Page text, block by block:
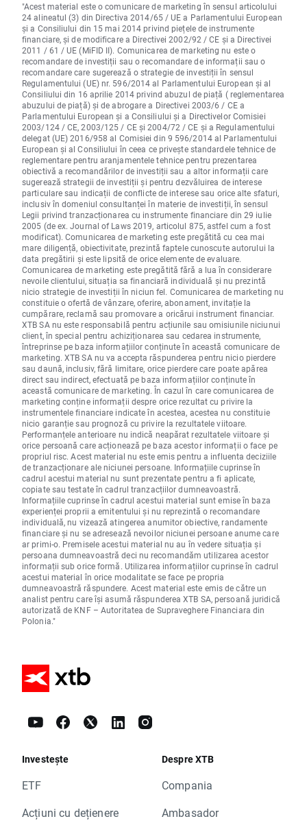
"Acest material este o comunicare de marketing în sensul articolului
24 alineatul (3) din Directiva 2014/65 / UE a Parlamentului European
și a Consiliului din 15 mai 2014 privind piețele de instrumente
financiare, și de modificare a Directivei 2002/92 / CE și a Directivei
2011 / 61 / UE (MiFID II). Comunicarea de marketing nu este o
recomandare de investiții sau o recomandare de informații sau o
recomandare care sugerează o strategie de investiții în sensul
Regulamentului (UE) nr. 596/2014 al Parlamentului European și al
Consiliului din 16 aprilie 2014 privind abuzul de piață ( reglementarea
abuzului de piață) și de abrogare a Directivei 2003/6 / CE a
Parlamentului European și a Consiliului și a Directivelor Comisiei
2003/124 / CE, 2003/125 / CE și 2004/72 / CE și a Regulamentului
delegat (UE) 2016/958 al Comisiei din 9 596/2014 al Parlamentului
European și al Consiliului în ceea ce privește standardele tehnice de
reglementare pentru aranjamentele tehnice pentru prezentarea
obiectivă a recomandărilor de investiții sau a altor informații care
sugerează strategii de investiții și pentru dezvăluirea de interese
particulare sau indicații de conflicte de interese sau orice alte sfaturi,
inclusiv în domeniul consultanței în materie de investiții, în sensul
Legii privind tranzacționarea cu instrumente financiare din 29 iulie
2005 (de ex. Journal of Laws 2019, articolul 875, astfel cum a fost
modificat). Comunicarea de marketing este pregătită cu cea mai
mare diligență, obiectivitate, prezintă faptele cunoscute autorului la
data pregătirii și este lipsită de orice elemente de evaluare.
Comunicarea de marketing este pregătită fără a lua în considerare
nevoile clientului, situația sa financiară individuală și nu prezintă
nicio strategie de investiții în niciun fel. Comunicarea de marketing nu
constituie o ofertă de vânzare, oferire, abonament, invitație la
cumpărare, reclamă sau promovare a oricărui instrument financiar.
XTB SA nu este responsabilă pentru acțiunile sau omisiunile niciunui
client, în special pentru achiziționarea sau cedarea instrumente,
întreprinse pe baza informațiilor conținute în această comunicare de
marketing. XTB SA nu va accepta răspunderea pentru nicio pierdere
sau daună, inclusiv, fără limitare, orice pierdere care poate apărea
direct sau indirect, efectuată pe baza informațiilor conținute în
această comunicare de marketing. În cazul în care comunicarea de
marketing conține informații despre orice rezultat cu privire la
instrumentele financiare indicate în acestea, acestea nu constituie
nicio garanție sau prognoză cu privire la rezultatele viitoare.
Performanțele anterioare nu indică neapărat rezultatele viitoare și
orice persoană care acționează pe baza acestor informații o face pe
propriul risc. Acest material nu este emis pentru a influenta deciziile
de tranzacționare ale niciunei persoane. Informațiile cuprinse în
cadrul acestui material nu sunt prezentate pentru a fi aplicate,
copiate sau testate în cadrul tranzacțiilor dumneavoastră.
Informațiile cuprinse în cadrul acestui material sunt emise în baza
experienței proprii a emitentului și nu reprezintă o recomandare
individuală, nu vizează atingerea anumitor obiective, randamente
financiare și nu se adresează nevoilor niciunei persoane anume care
ar primi-o. Premisele acestui material nu au în vedere situația și
persoana dumneavoastră deci nu recomandăm utilizarea acestor
informații sub orice formă. Utilizarea informațiilor cuprinse în cadrul
acestui material în orice modalitate se face pe propria
dumneavoastră răspundere. Acest material este emis de către un
analist pentru care își asumă răspunderea XTB SA, persoană juridică
autorizată de KNF – Autoritatea de Supraveghere Financiara din
Polonia."
Investește
ETF
Acțiuni cu dețienere
Despre XTB
Compania
Ambasador